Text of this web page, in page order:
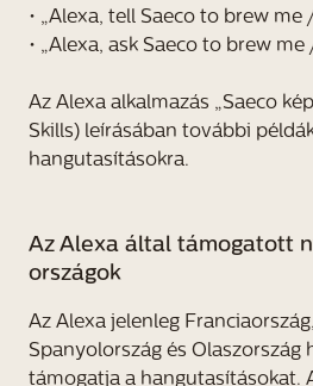
• „Alexa, tell Saeco to brew
• „Alexa, ask Saeco to brew
Az Alexa alkalmazás „Saeco
Skills) leírásában további
hangutasításokra.
Az Alexa által támogatott
országok
Az Alexa jelenleg
Spanyolország és Olaszország
támogatja a hangutasításokat.